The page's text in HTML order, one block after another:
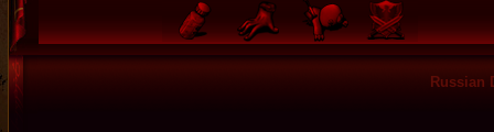
Russian